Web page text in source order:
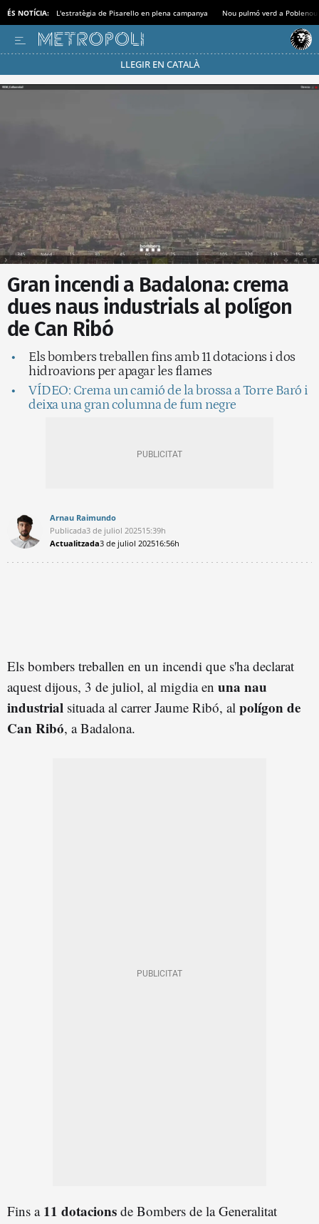
ÉS NOTÍCIA: L'estratègia de Pisarello en plena campanya Nou pulmó verd a Poblenou
LLEGIR EN CATALÀ
Passa’t al mode estalvi
Gran incendi a Badalona: crema
dues naus industrials al polígon
de Can Ribó
Els bombers treballen fins amb 11 dotacions i dos
hidroavions per apagar les flames
VÍDEO: Crema un camió de la brossa a Torre Baró i
deixa una gran columna de fum negre
Arnau Raimundo
Publicada3 de juliol 202515:39h
Actualitzada3 de juliol 202516:56h
Els bombers treballen en un incendi que s'ha declarat
aquest dijous, 3 de juliol, al migdia en una nau
industrial situada al carrer Jaume Ribó, al polígon de
Can Ribó, a Badalona.
Fins a 11 dotacions de Bombers de la Generalitat